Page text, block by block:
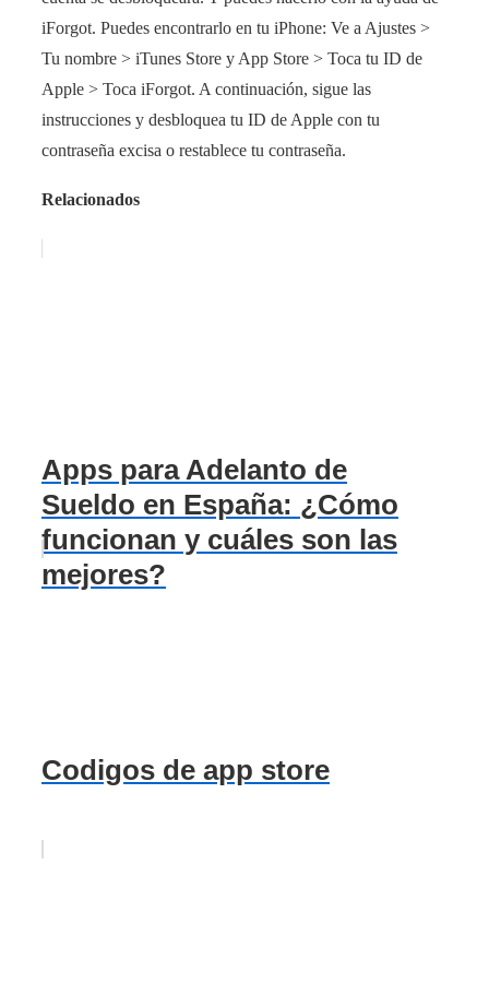
iForgot. Puedes encontrarlo en tu iPhone: Ve a Ajustes >
Tu nombre > iTunes Store y App Store > Toca tu ID de
Apple > Toca iForgot. A continuación, sigue las
instrucciones y desbloquea tu ID de Apple con tu
contraseña excisa o restablece tu contraseña.
Relacionados
Apps para Adelanto de
Sueldo en España: ¿Cómo
funcionan y cuáles son las
mejores?
Codigos de app store